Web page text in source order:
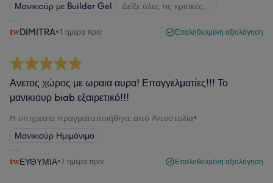
Μανικιούρ με Builder Gel
Δείξε όλες τις κριτικές…
DIMITRA•1 ημέρα πριν Επαληθευμένη αξιολόγηση
Ανετος χώρος με ωραια αυρα! Επαγγελματίες!!! Το
μανικιουρ biab εξαιρετικό!!!
Η υπηρεσία πραγματοποιήθηκε από Αποστολία•
Μανικιούρ Ημιμόνιμο
ΕΥΘΥΜΙΑ•1 ημέρα πριν Επαληθευμένη αξιολόγηση